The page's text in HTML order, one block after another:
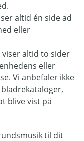
altid én side ad
eller
altid to sider
eller
Vi anbefaler ikke
blive vist på
til dit